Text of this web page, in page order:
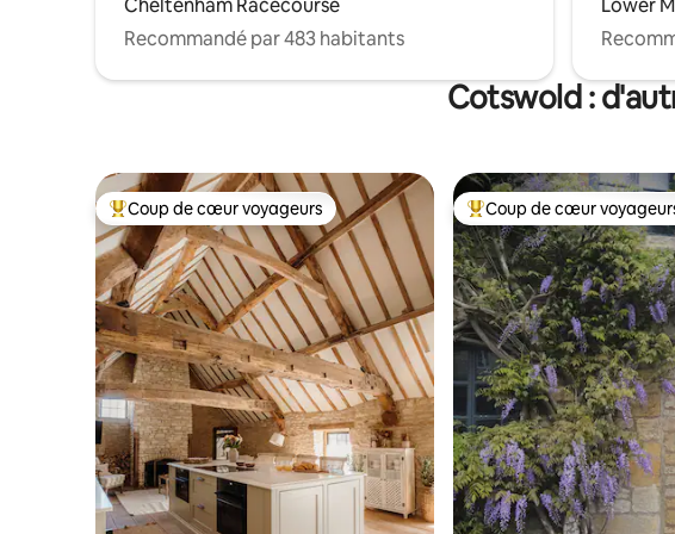
Cheltenham Racecourse
Recommandé par 483 habitants
Lower
Cotswold :
Coups de cœur voyageurs les plus appréciés
Coup de cœur voyageurs Coups de cœur
Coup de cœur